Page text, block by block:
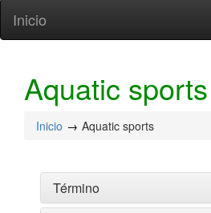
Inicio
Aquatic sports
Inicio Aquatic sports
Término